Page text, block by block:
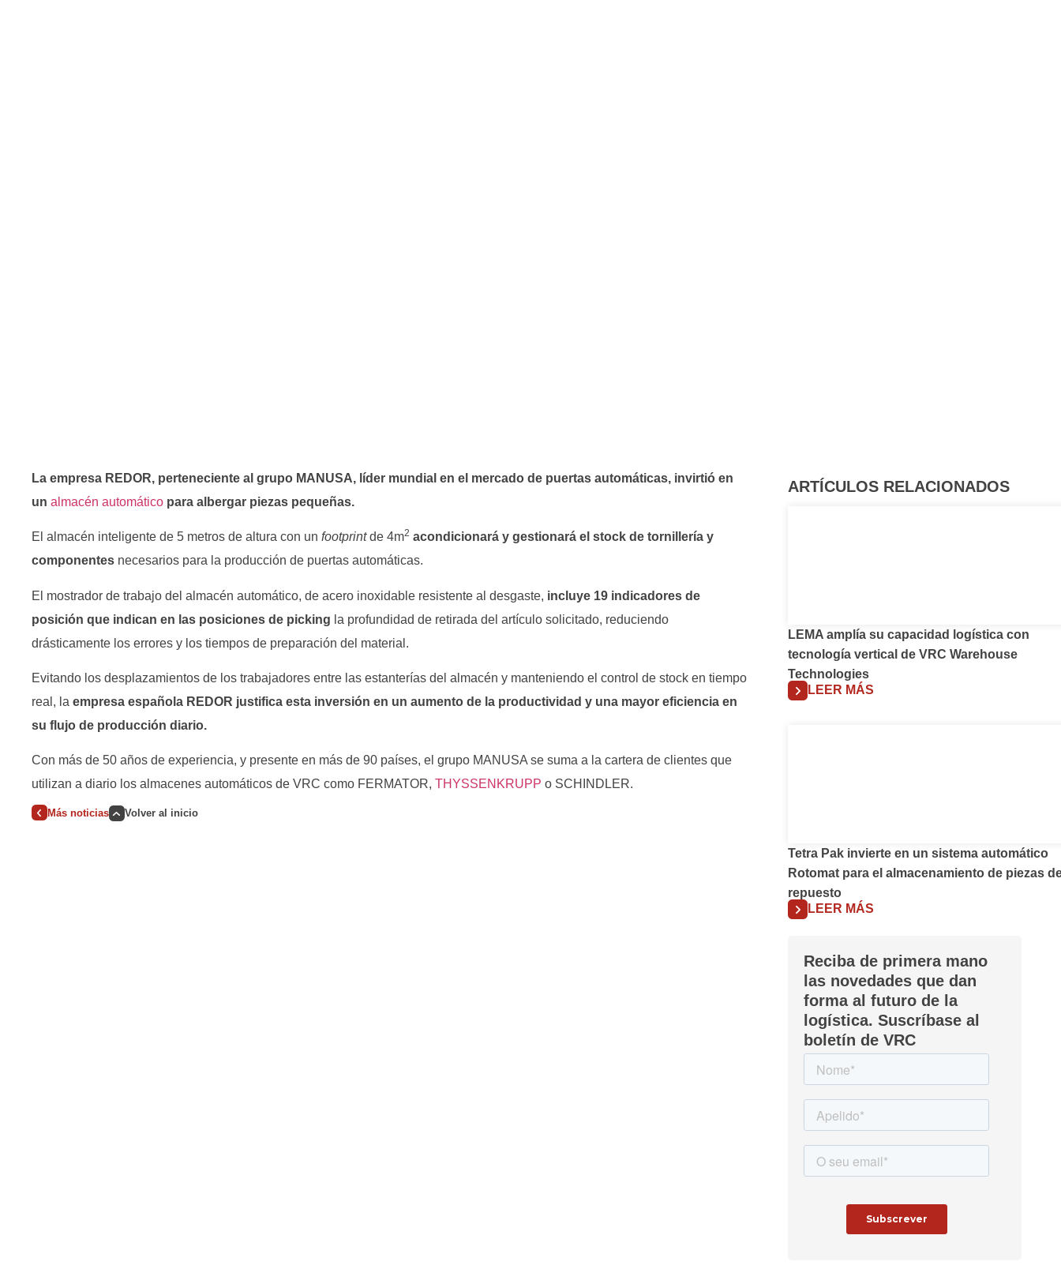
La empresa REDOR, perteneciente al grupo MANUSA, líder mundial en el mercado de puertas automáticas, invirtió en
un almacén automático para albergar piezas pequeñas.
El almacén inteligente de 5 metros de altura con un footprintde 4m2 acondicionará y gestionará el stock de tornillería y
componentes necesarios para la producción de puertas automáticas.
El mostrador de trabajo del almacén automático, de acero inoxidable resistente al desgaste, incluye 19 indicadores de
posición que indican en las posiciones de picking la profundidad de retirada del artículo solicitado, reduciendo
drásticamente los errores y los tiempos de preparación del material.
Evitando los desplazamientos de los trabajadores entre las estanterías del almacén y manteniendo el control de stock en tiempo
real, la empresa española REDOR justifica esta inversión en un aumento de la productividad y una mayor eficiencia en
su flujo de producción diario.
Con más de 50 años de experiencia, y presente en más de 90 países, el grupo MANUSA se suma a la cartera de clientes que
utilizan a diario los almacenes automáticos de VRC como FERMATOR, THYSSENKRUPP o SCHINDLER.
Más noticias Volver al inicio
ARTÍCULOS RELACIONADOS
LEMA amplía su capacidad logística con
tecnología vertical de VRC Warehouse
Technologies
LEER MÁS
Tetra Pak invierte en un sistema automático
Rotomat para el almacenamiento de piezas
repuesto
LEER MÁS
Reciba de primera mano
las novedades que dan
forma al futuro de la
logística. Suscríbase al
boletín de VRC